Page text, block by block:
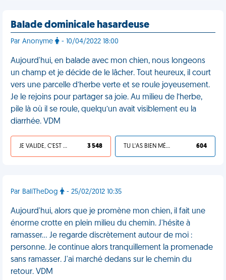
Balade dominicale hasardeuse
Par Anonyme - 10/04/2022 18:00
Aujourd'hui, en balade avec mon chien, nous longeons
un champ et je décide de le lâcher. Tout heureux, il court
vers une parcelle d’herbe verte et se roule joyeusement.
Je le rejoins pour partager sa joie. Au milieu de l’herbe,
pile là où il se roule, quelqu’un avait visiblement eu la
diarrhée. VDM
JE VALIDE, C'EST UNE VDM 3 548 TU L'AS BIEN MÉRITÉ 604
Par BaliTheDog - 25/02/2012 10:35
Aujourd'hui, alors que je promène mon chien, il fait une
énorme crotte en plein milieu du chemin. J'hésite à
ramasser… Je regarde discrètement autour de moi :
personne. Je continue alors tranquillement la promenade
sans ramasser. J'ai marché dedans sur le chemin du
retour. VDM